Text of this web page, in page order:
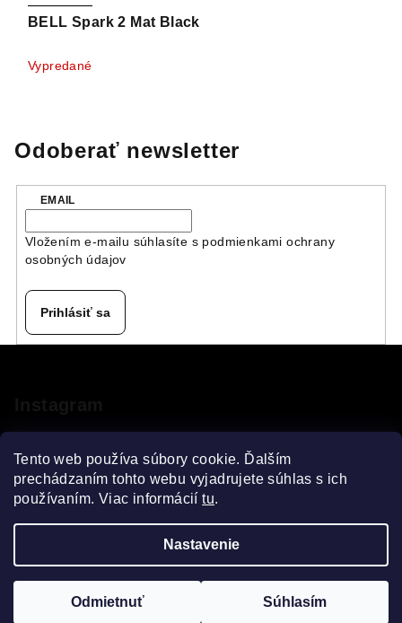
Tento web používa súbory cookie. Ďalším
prechádzaním tohto webu vyjadrujete súhlas s ich
používaním. Viac informáciítu.
Nastavenie
Odmietnuť Súhlasím
BELL Spark 2 Mat Black
Vypredané
Odoberať newsletter
EMAIL
Vložením e-mailu súhlasíte s podmienkami ochrany
osobných údajov
Prihlásiť sa
ä
Sledovať na Instagrame
Upraviť nastavenie cookies